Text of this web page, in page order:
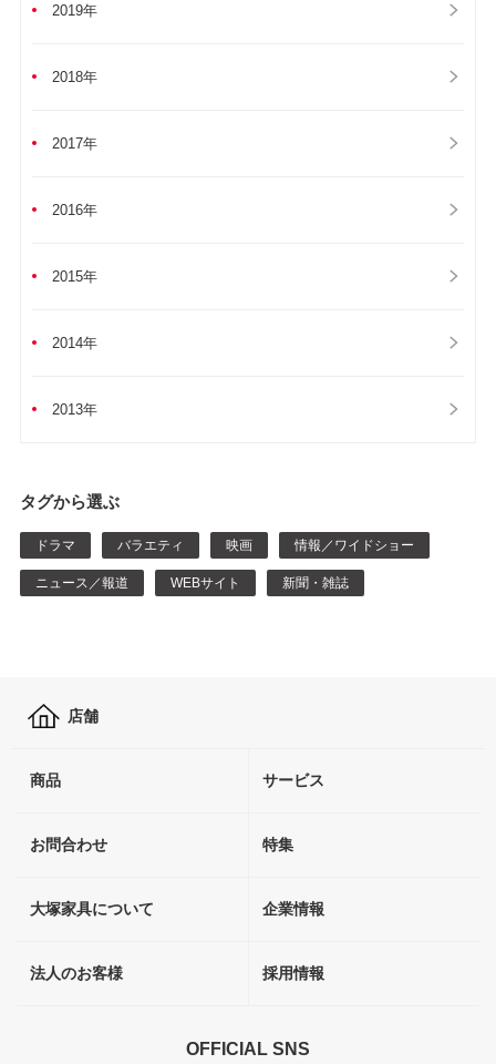
2019年
2018年
2017年
2016年
2015年
2014年
2013年
タグから選ぶ
ドラマ バラエティ 映画 情報／ワイドショー
ニュース／報道 WEBサイト 新聞・雑誌
店舗
商品 サービス
お問合わせ 特集
大塚家具について 企業情報
法人のお客様 採用情報
OFFICIAL SNS